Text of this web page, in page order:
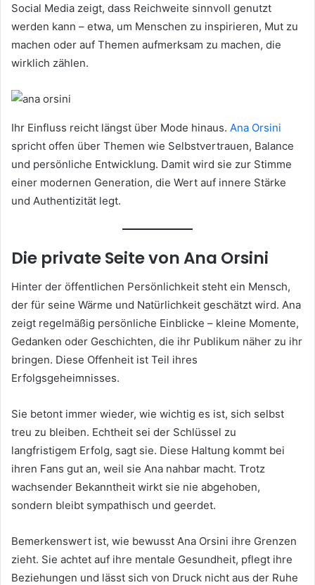
Social Media zeigt, dass Reichweite sinnvoll genutzt
werden kann – etwa, um Menschen zu inspirieren, Mut zu
machen oder auf Themen aufmerksam zu machen, die
wirklich zählen.
Ihr Einfluss reicht längst über Mode hinaus. Ana Orsini
spricht offen über Themen wie Selbstvertrauen, Balance
und persönliche Entwicklung. Damit wird sie zur Stimme
einer modernen Generation, die Wert auf innere Stärke
und Authentizität legt.
Die private Seite von Ana Orsini
Hinter der öffentlichen Persönlichkeit steht ein Mensch,
der für seine Wärme und Natürlichkeit geschätzt wird. Ana
zeigt regelmäßig persönliche Einblicke – kleine Momente,
Gedanken oder Geschichten, die ihr Publikum näher zu ihr
bringen. Diese Offenheit ist Teil ihres
Erfolgsgeheimnisses.
Sie betont immer wieder, wie wichtig es ist, sich selbst
treu zu bleiben. Echtheit sei der Schlüssel zu
langfristigem Erfolg, sagt sie. Diese Haltung kommt bei
ihren Fans gut an, weil sie Ana nahbar macht. Trotz
wachsender Bekanntheit wirkt sie nie abgehoben,
sondern bleibt sympathisch und geerdet.
Bemerkenswert ist, wie bewusst Ana Orsini ihre Grenzen
zieht. Sie achtet auf ihre mentale Gesundheit, pflegt ihre
Beziehungen und lässt sich von Druck nicht aus der Ruhe